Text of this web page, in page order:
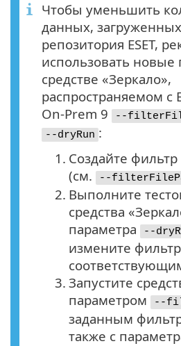
Чтобы уменьшить
данных,
репозитория ESET,
использовать новые
средстве «Зеркало»,
распространяемом с
On-Prem 9
--
--dryRun :
1. Создайте
(см.
--
2. Выполните
средства
параметра
--
измените фильтр
3. Запустите
параметром
--
заданным
также с